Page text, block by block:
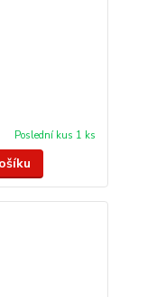
Poslední kus 1 ks